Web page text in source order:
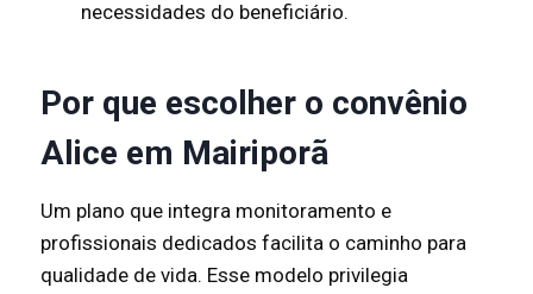
necessidades do beneficiário.
Por que escolher o convênio
Alice em Mairiporã
Um plano que integra monitoramento e
profissionais dedicados facilita o caminho para
qualidade de vida. Esse modelo privilegia